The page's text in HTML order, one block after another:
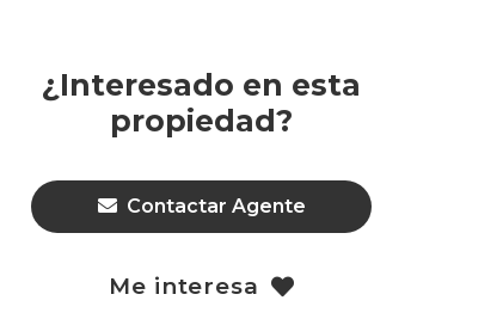
¿Interesado en esta
propiedad?
Contactar Agente
Me interesa